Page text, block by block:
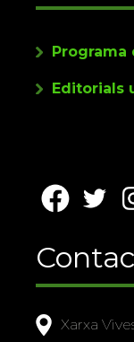
Programa
Editorials
Xarxa